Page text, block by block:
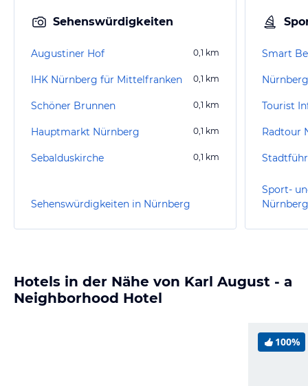
Sehenswürdigkeiten
Augustiner Hof 0,1 km
IHK Nürnberg für Mittelfranken 0,1 km
Schöner Brunnen 0,1 km
Hauptmarkt Nürnberg 0,1 km
Sebalduskirche 0,1 km
Sehenswürdigkeiten in Nürnberg
Smart
Tourist
Radtour
Sport-
Nürnberg
Hotels in der Nähe von Karl August - a
Neighborhood Hotel
100%